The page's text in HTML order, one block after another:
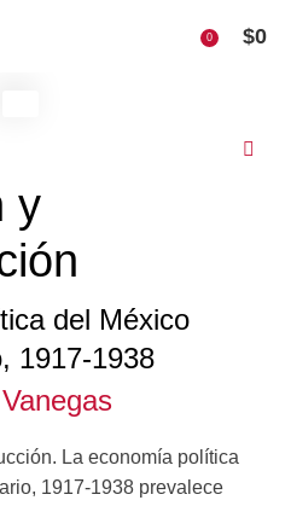
0 $0
y
del México
1917-1938
La economía política
1917-1938 prevalece